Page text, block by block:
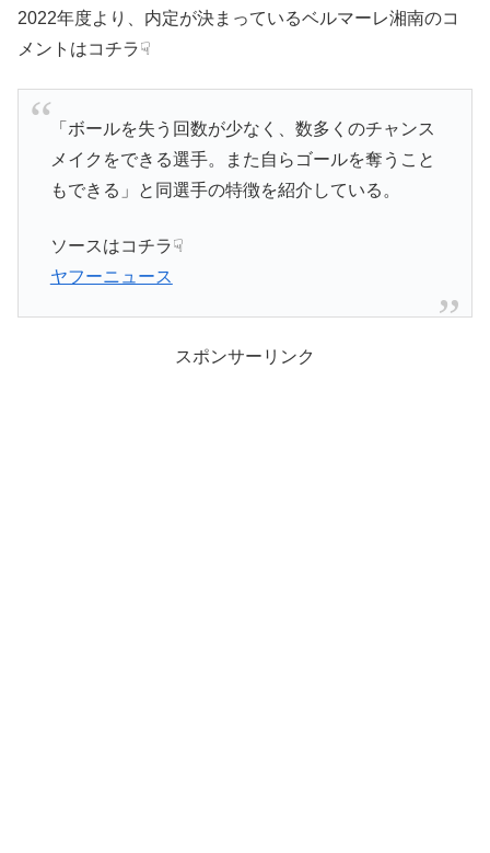
2022年度より、内定が決まっているベルマーレ湘南のコ
メントはコチラ☟
「ボールを失う回数が少なく、数多くのチャンス
メイクをできる選手。また自らゴールを奪うこと
もできる」と同選手の特徴を紹介している。
ソースはコチラ☟
ヤフーニュース
スポンサーリンク